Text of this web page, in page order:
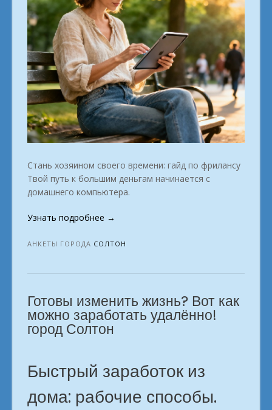
Стань хозяином своего времени: гайд по фрилансу
Твой путь к большим деньгам начинается с
домашнего компьютера.
Узнать подробнее «Ваш
рост
здесь.
→
АНКЕТЫ ГОРОДА СОЛТОН
Готовы изменить жизнь? Вот как
можно заработать удалённо!
город Солтон
Быстрый заработок из
дома: рабочие способы.